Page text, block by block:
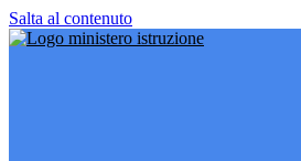
Salta al contenuto